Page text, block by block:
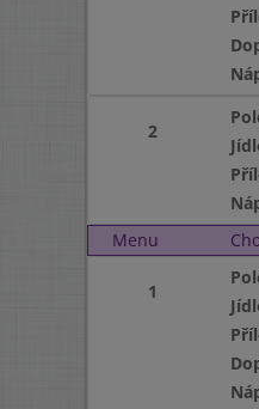
2
Menu
1